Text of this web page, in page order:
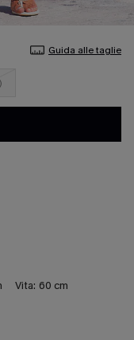
Guida alle taglie
Vita: 60 cm